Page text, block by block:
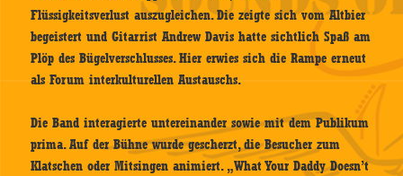
Flüssigkeitsverlust auszugleichen. Die zeigte sich vom Altbier
begeistert und Gitarrist Andrew Davis hatte sichtlich Spaß am
Plöp des Bügelverschlusses. Hier erwies sich die Rampe erneut
als Forum interkulturellen Austauschs.
Die Band interagierte untereinander sowie mit dem Publikum
prima. Auf der Bühne wurde gescherzt, die Besucher zum
Klatschen oder Mitsingen animiert. „What Your Daddy Doesn’t